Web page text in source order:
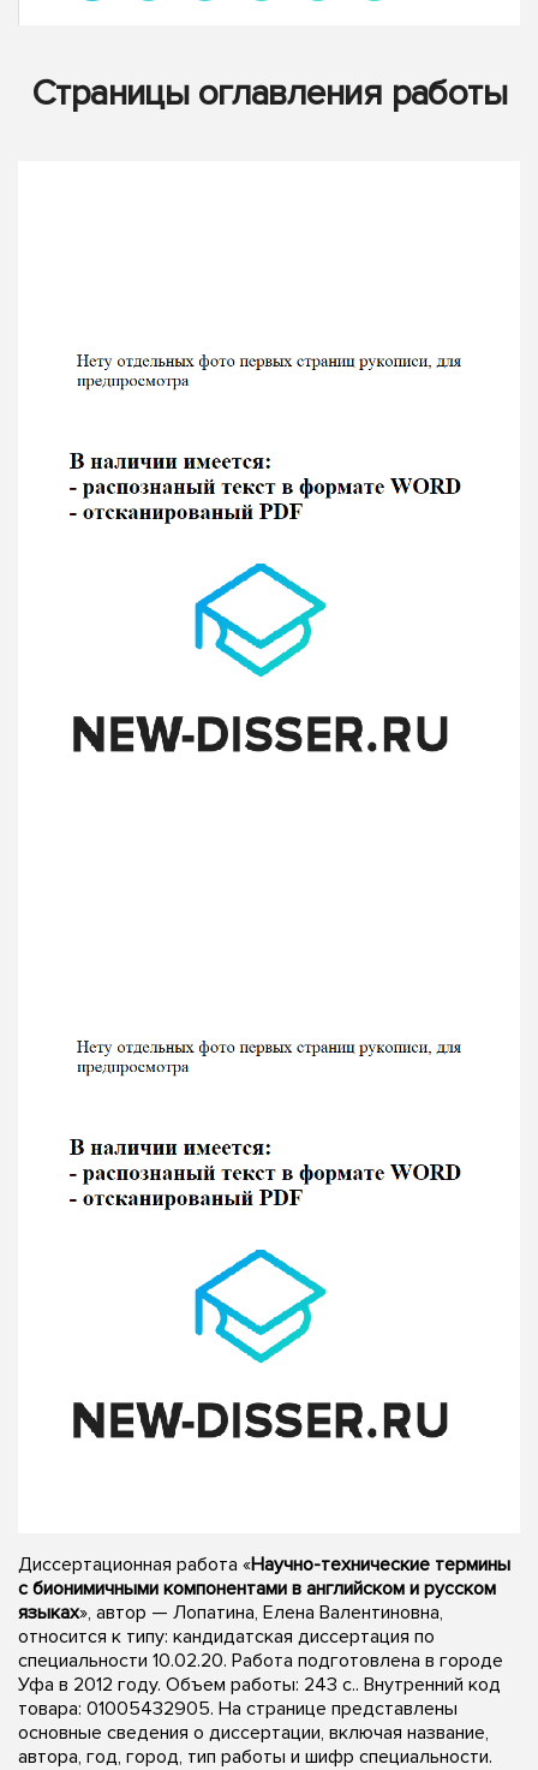
Страницы оглавления работы
Диссертационная работа «Научно-технические термины
с бионимичными компонентами в английском и русском
языках», автор — Лопатина, Елена Валентиновна,
относится к типу: кандидатская диссертация по
специальности 10.02.20. Работа подготовлена в городе
Уфа в 2012 году. Объем работы: 243 с.. Внутренний код
товара: 01005432905. На странице представлены
основные сведения о диссертации, включая название,
автора, год, город, тип работы и шифр специальности.